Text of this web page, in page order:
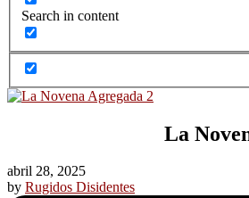
Search in content
La
abril 28, 2025
by Rugidos Disidentes